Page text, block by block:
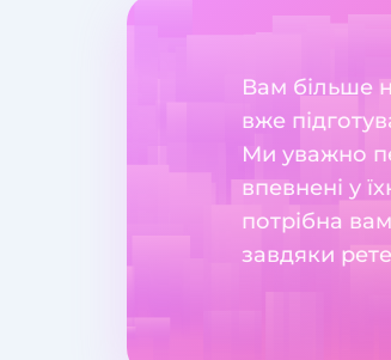
Вам більше
вже
Ми уважно
впевнені у
потрібна
завдяки